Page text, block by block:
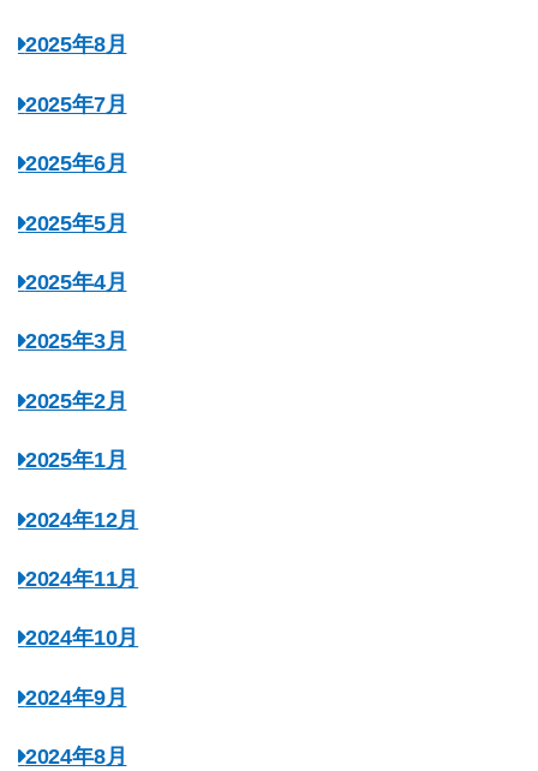
2025年8月
2025年7月
2025年6月
2025年5月
2025年4月
2025年3月
2025年2月
2025年1月
2024年12月
2024年11月
2024年10月
2024年9月
2024年8月